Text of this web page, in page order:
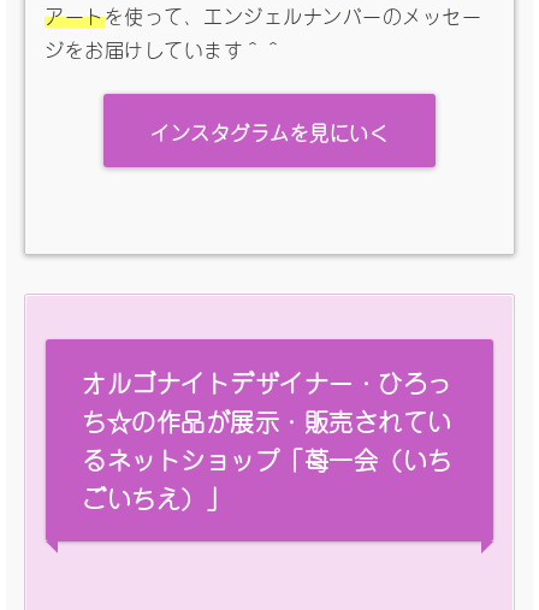
アートを使って、エンジェルナンバーのメッセー
ジをお届けしています＾＾
インスタグラムを見にいく
オルゴナイトデザイナー・ひろっ
ち☆の作品が展示・販売されてい
るネットショップ「苺一会（いち
ごいちえ）」